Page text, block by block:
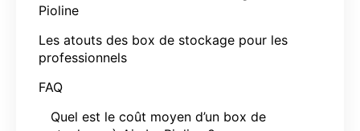
Pioline
Les atouts des box de stockage pour les
professionnels
FAQ
Quel est le coût moyen d’un box de